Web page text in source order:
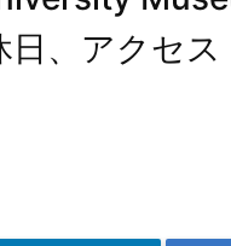
、アクセス